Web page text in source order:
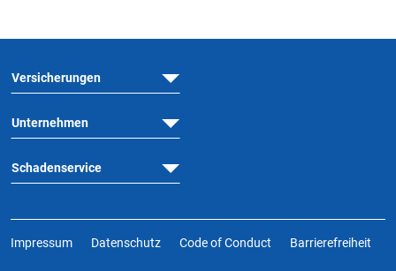
Versicherungen
Unternehmen
Schadenservice
Impressum Datenschutz Code of Conduct Barrierefreiheit